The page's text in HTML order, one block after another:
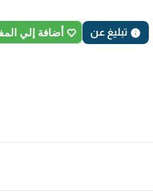
تبليغ عن أضافة إلي